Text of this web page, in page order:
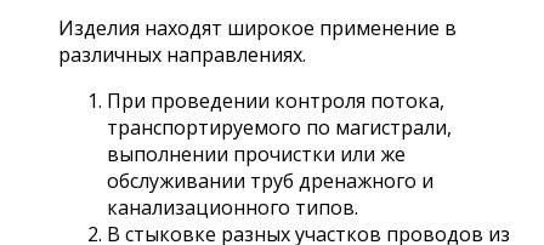
Изделия находят широкое применение в
различных направлениях.
При проведении контроля потока,
транспортируемого по магистрали,
выполнении прочистки или же
обслуживании труб дренажного и
канализационного типов.
В стыковке разных участков проводов из